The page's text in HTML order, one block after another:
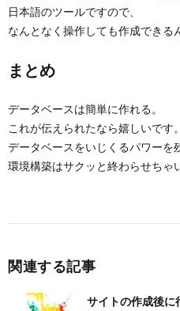
日本語のツールですので、
なんとなく操作しても作成できる
まとめ
データベースは簡単に作れる。
これが伝えられたなら嬉しいです。
データベースをいじくるパワーを
環境構築はサクッと終わらせちゃ
関連する記事
サイトの作成後に